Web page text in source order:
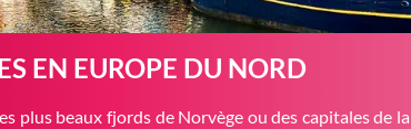
EN EUROPE DU NORD
plus beaux fjords de Norvège ou des capitales de la